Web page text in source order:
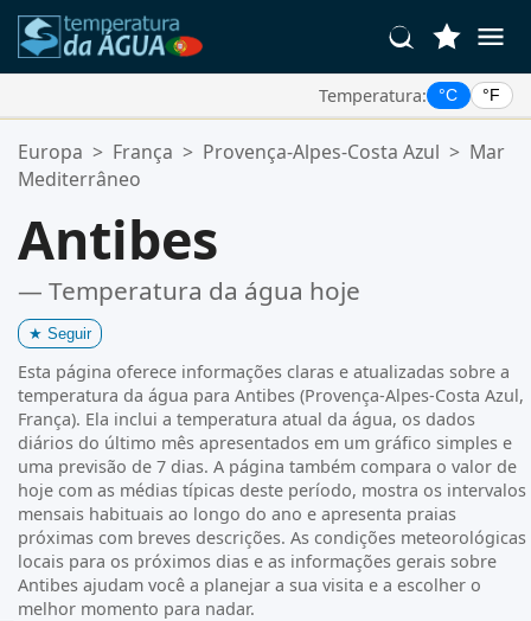
Temperatura: °C °F
Suas Localizações Favoritas:
Sua lista de favoritos está vazia.
Europa > França > Provença-Alpes-Costa Azul > Mar
Mediterrâneo
Antibes
— Temperatura da água hoje
★ Seguir
Esta página oferece informações claras e atualizadas sobre a
temperatura da água para Antibes (Provença-Alpes-Costa Azul,
França). Ela inclui a temperatura atual da água, os dados
diários do último mês apresentados em um gráfico simples e
uma previsão de 7 dias. A página também compara o valor de
hoje com as médias típicas deste período, mostra os intervalos
mensais habituais ao longo do ano e apresenta praias
próximas com breves descrições. As condições meteorológicas
locais para os próximos dias e as informações gerais sobre
Antibes ajudam você a planejar a sua visita e a escolher o
melhor momento para nadar.